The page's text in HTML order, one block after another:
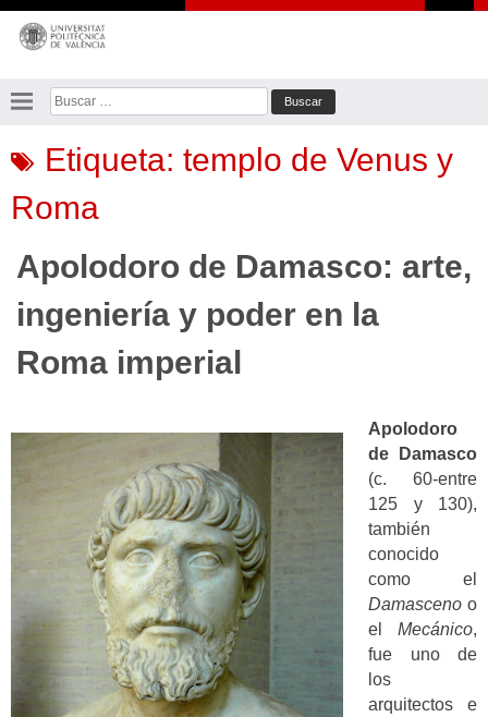
Saltar
contenido
Buscar:
Etiqueta: templo de Venus y
Roma
Apolodoro de Damasco: arte,
ingeniería y poder en la
Roma imperial
Apolodoro
de Damasco
(c. 60-entre
125 y 130),
también
conocido
como el
Damasceno o
el Mecánico,
fue uno de
los
arquitectos e